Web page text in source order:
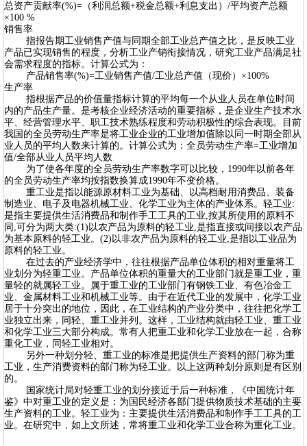
总资产贡献率(%)=（利润总额+税金总额+利息支出）/平均资产总额
×100 %
销售率
指报告期工业销售产值与同期全部工业总产值之比，是反映工业
产品已实现销售的程度，分析工业产销衔接情况，研究工业产品满足社
会需求程度的指标。计算公式为：
产品销售率(%)=工业销售产值/工业总产值（现价）×100%
生产率
指根据产品的价值量指标计算的平均每一个从业人员在单位时间
内的产品生产量。是考核企业经济活动的重要指标，是企业生产技术水
平、经营管理水平、职工技术熟练程度和劳动积极性的综合表现。目前
我国的全员劳动生产率是将工业企业的工业增加值除以同一时期全部从
业人员的平均人数来计算的。计算公式为：全员劳动生产率=工业增加
值/全部从业人员平均人数
为了使各年度的全员劳动生产率数字可以比较，1990年以前各年
的全员劳动生产率均按指数换算成1990年不变价格。
重工业是指以能源原材料工业为基础、以高档耐用消费品、装备
制造业、电子及电器机械工业、化学工业为主体的产业体系。轻工业:
是指主要提供生活消费品和制作手工工具的工业,按其所使用的原料不
同,可分为两大类:(1)以农产品为原料的轻工业,是指直接或间接以农产品
为基本原料的轻工业。(2)以非农产品为原料的轻工业,是指以工业品为
原料的轻工业。
在过去的产业经济学中，往往根据产品单位体积的相对重量将工
业划分为轻重工业。产品单位体积的重量大的工业部门就是重工业，重
量轻的就属轻工业。属于重工业的工业部门有钢铁工业、有色冶金工
业、金属材料工业和机械工业等。由于在近代工业的发展中，化学工业
居于十分突出的地位，因此，在工业结构的产业分类中，往往把化学工
业独立出来，同轻、重工业并列。这样，工业结构就由轻工业、重工业
和化学工业三大部分构成。常有人把重工业和化学工业放在一起，合称
重化工业，同轻工业相对。
另外一种划分轻、重工业的标准是把提供生产资料的部门称为重
工业，生产消费资料的部门称为轻工业。以上这两种划分原则是有区别
的。
国家统计局对轻重工业的划分接近于后一种标准，《中国统计年
鉴》中对重工业的定义是：为国民经济各部门提供物质技术基础的主要
生产资料的工业。轻工业为：主要提供生活消费品和制作手工工具的工
业。在研究中，如上文所述，常将重工业和化学工业合称为重化工业。